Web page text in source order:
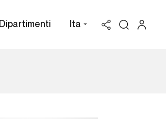
Dipartimenti Ita